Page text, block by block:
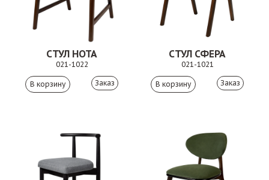
СТУЛ НОТА
021-1022
Заказ
СТУЛ СФЕРА
021-1021
Заказ